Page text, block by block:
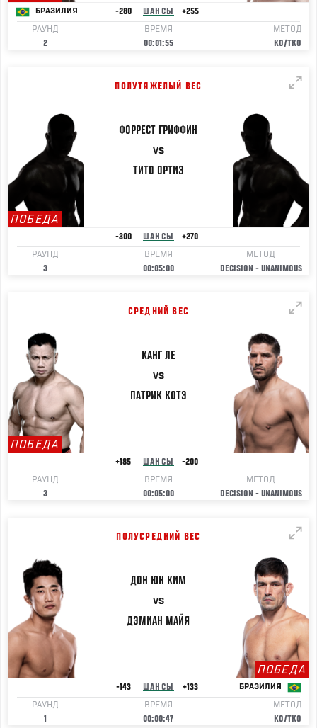
БРАЗИЛИЯ -280 ШАНСЫ
+255
РАУНД
2
ВРЕМЯ
00:01:55
МЕТОД
KO/TKO
ПОЛУТЯЖЕЛЫЙ ВЕС
ПОБЕДА
ФОРРЕСТ ГРИФФИН
VS
ТИТО ОРТИЗ
-300 ШАНСЫ
+270
РАУНД
3
ВРЕМЯ
00:05:00
МЕТОД
DECISION - UNANIMOUS
СРЕДНИЙ ВЕС
ПОБЕДА
КАНГ ЛЕ
VS
ПАТРИК КОТЭ
+185 ШАНСЫ
-200
РАУНД
3
ВРЕМЯ
00:05:00
МЕТОД
DECISION - UNANIMOUS
ПОЛУСРЕДНИЙ ВЕС
ДОН ЮН КИМ
VS
ДЭМИАН МАЙЯ
ПОБЕДА
-143 ШАНСЫ +133 БРАЗИЛИЯ
РАУНД
1
ВРЕМЯ
00:00:47
МЕТОД
KO/TKO